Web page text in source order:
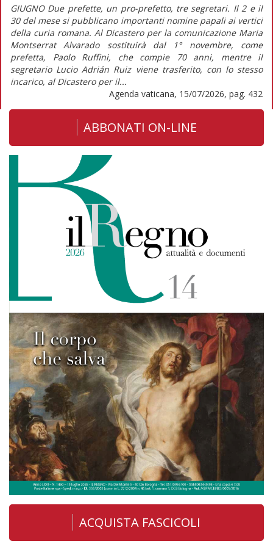
GIUGNO Due prefette, un pro-prefetto, tre segretari. Il 2 e il
30 del mese si pubblicano importanti nomine papali ai vertici
della curia romana. Al Dicastero per la comunicazione Maria
Montserrat Alvarado sostituirà dal 1° novembre, come
prefetta, Paolo Ruffini, che compie 70 anni, mentre il
segretario Lucio Adrián Ruiz viene trasferito, con lo stesso
incarico, al Dicastero per il...
Agenda vaticana, 15/07/2026, pag. 432
ABBONATI ON-LINE
ACQUISTA FASCICOLI